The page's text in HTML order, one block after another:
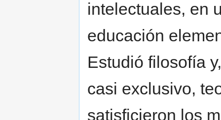
intelectuales, en
educación
Estudió filosofía
casi exclusivo,
satisficieron los